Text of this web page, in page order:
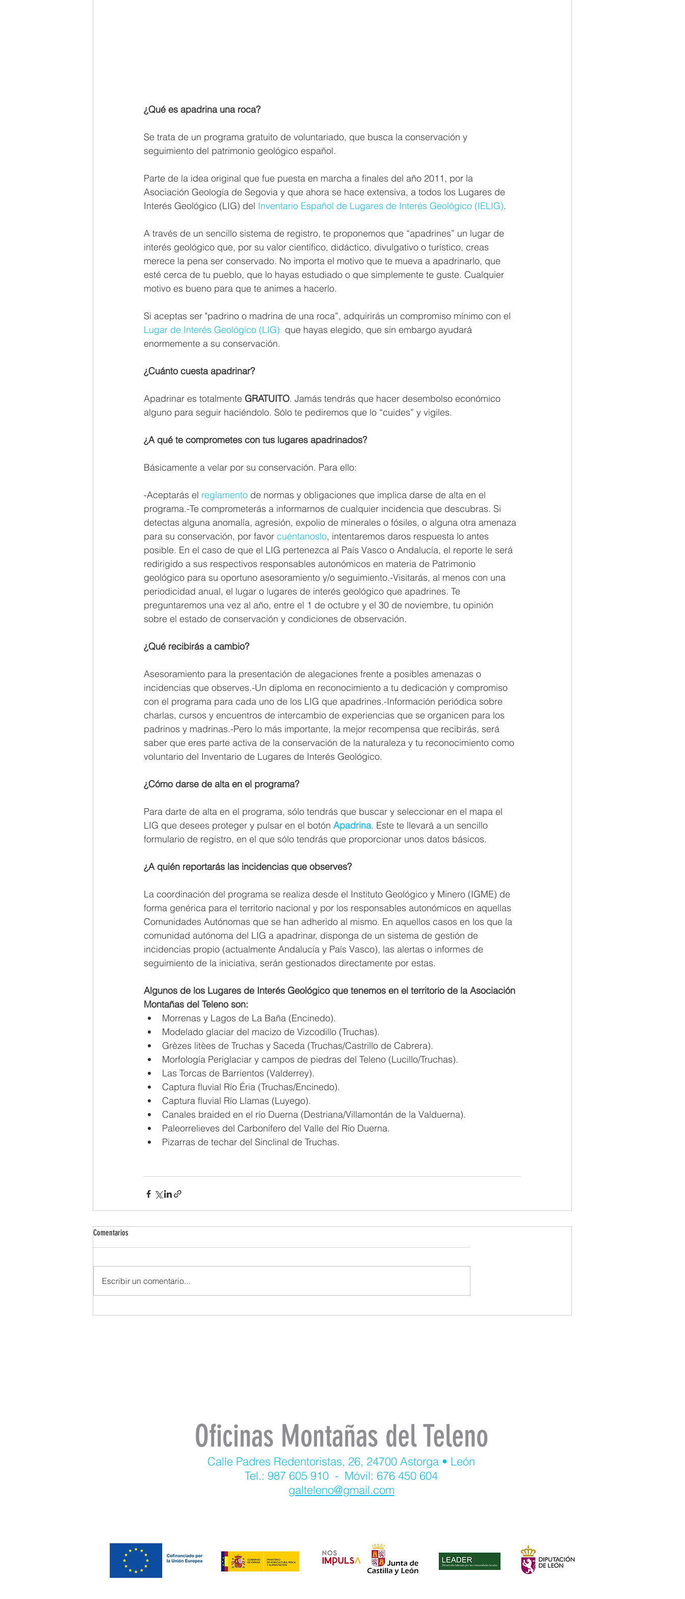
¿Qué es apadrina una roca?
Se trata de un programa gratuito de voluntariado, que busca la conservación y
seguimiento del patrimonio geológico español.
Parte de la idea original que fue puesta en marcha a finales del año 2011, por la
Asociación Geología de Segovia y que ahora se hace extensiva, a todos los Lugares de
Interés Geológico (LIG) del Inventario Español de Lugares de Interés Geológico (IELIG).
A través de un sencillo sistema de registro, te proponemos que “apadrines” un lugar de
interés geológico que, por su valor científico, didáctico, divulgativo o turístico, creas
merece la pena ser conservado. No importa el motivo que te mueva a apadrinarlo, que
esté cerca de tu pueblo, que lo hayas estudiado o que simplemente te guste. Cualquier
motivo es bueno para que te animes a hacerlo.
Si aceptas ser "padrino o madrina de una roca”, adquirirás un compromiso mínimo con el
Lugar de Interés Geológico (LIG)
  que hayas elegido, que sin embargo ayudará
enormemente a su conservación.
¿Cuánto cuesta apadrinar?
Apadrinar es totalmente GRATUITO. Jamás tendrás que hacer desembolso económico
alguno para seguir haciéndolo. Sólo te pediremos que lo “cuides” y vigiles.
¿A qué te comprometes con tus lugares apadrinados?
Básicamente a velar por su conservación. Para ello:
-Aceptarás el reglamento de normas y obligaciones que implica darse de alta en el
programa.-Te comprometerás a informarnos de cualquier incidencia que descubras. Si
detectas alguna anomalía, agresión, expolio de minerales o fósiles, o alguna otra amenaza
para su conservación, por favor cuéntanoslo, intentaremos daros respuesta lo antes
posible. En el caso de que el LIG pertenezca al País Vasco o Andalucía, el reporte le será
redirigido a sus respectivos responsables autonómicos en materia de Patrimonio
geológico para su oportuno asesoramiento y/o seguimiento.-Visitarás, al menos con una
periodicidad anual, el lugar o lugares de interés geológico que apadrines. Te
preguntaremos una vez al año, entre el 1 de octubre y el 30 de noviembre, tu opinión
sobre el estado de conservación y condiciones de observación.
¿Qué recibirás a cambio?
Asesoramiento para la presentación de alegaciones frente a posibles amenazas o
incidencias que observes.-Un diploma en reconocimiento a tu dedicación y compromiso
con el programa para cada uno de los LIG que apadrines.-Información periódica sobre
charlas, cursos y encuentros de intercambio de experiencias que se organicen para los
padrinos y madrinas.-Pero lo más importante, la mejor recompensa que recibirás, será
saber que eres parte activa de la conservación de la naturaleza y tu reconocimiento como
voluntario del Inventario de Lugares de Interés Geológico.
¿Cómo darse de alta en el programa?
Para darte de alta en el programa, sólo tendrás que buscar y seleccionar en el mapa el
LIG que desees proteger y pulsar en el botón Apadrina. Este te llevará a un sencillo
formulario de registro, en el que sólo tendrás que proporcionar unos datos básicos.
¿A quién reportarás las incidencias que observes?
La coordinación del programa se realiza desde el Instituto Geológico y Minero (IGME) de
forma genérica para el territorio nacional y por los responsables autonómicos en aquellas
Comunidades Autónomas que se han adherido al mismo. En aquellos casos en los que la
comunidad autónoma del LIG a apadrinar, disponga de un sistema de gestión de
incidencias propio (actualmente Andalucía y País Vasco), las alertas o informes de
seguimiento de la iniciativa, serán gestionados directamente por estas.
Algunos de los Lugares de Interés Geológico que tenemos en el territorio de la Asociación
Montañas del Teleno son:
Morrenas y Lagos de La Baña (Encinedo).
Modelado glaciar del macizo de Vizcodillo (Truchas).
Grèzes litèes de Truchas y Saceda (Truchas/Castrillo de Cabrera).
Morfología Periglaciar y campos de piedras del Teleno (Lucillo/Truchas).
Las Torcas de Barrientos (Valderrey).
Captura fluvial Río Éria (Truchas/Encinedo).
Captura fluvial Río Llamas (Luyego).
Canales braided en el río Duerna (Destriana/Villamontán de la Valduerna).
Paleorrelieves del Carbonífero del Valle del Río Duerna.
Pizarras de techar del Sinclinal de Truchas.
Comentarios
Escribir un comentario...
Oficinas Montañas del Teleno
Calle Padres Redentoristas, 26, 24700 Astorga • León
Tel.: 987 605 910 - Móvil: 676 450 604
galteleno@gmail.com